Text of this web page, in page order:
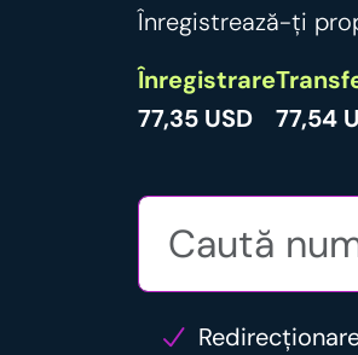
Înregistrează-ți
Înregistrare
77,35 USD
77,54